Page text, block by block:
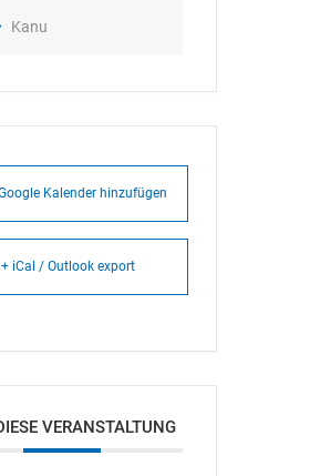
Kanu
Kalender hinzufügen
+ iCal / Outlook export
VERANSTALTUNG